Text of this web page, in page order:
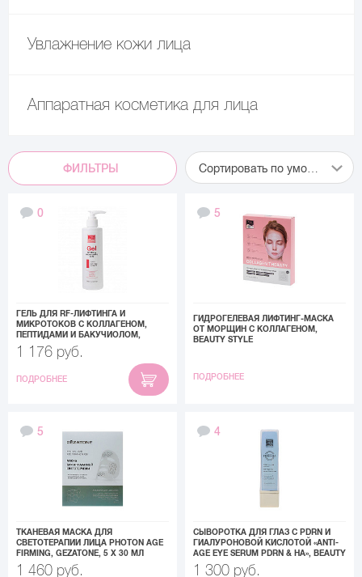
Увлажнение кожи лица
Аппаратная косметика для лица
ФИЛЬТРЫ
ГЕЛЬ ДЛЯ RF-ЛИФТИНГА И
МИКРОТОКОВ С КОЛЛАГЕНОМ,
ПЕПТИДАМИ И БАКУЧИОЛОМ,
BEAUTY STYLE, 250 МЛ
0
1 176 руб.
ПОДРОБНЕЕ
ГИДРОГЕЛЕВАЯ ЛИФТИНГ‑МАСКА
ОТ МОРЩИН С КОЛЛАГЕНОМ,
BEAUTY STYLE
5
ПОДРОБНЕЕ
ТКАНЕВАЯ МАСКА ДЛЯ
СВЕТОТЕРАПИИ ЛИЦА PHOTON AGE
FIRMING, GEZATONE, 5 Х 30 МЛ
5
1 460 руб.
СЫВОРОТКА ДЛЯ ГЛАЗ С PDRN И
ГИАЛУРОНОВОЙ КИСЛОТОЙ «ANTI-
AGE EYE SERUM PDRN & HA», BEAUTY
STYLE, 25 МЛ
4
1 300 руб.